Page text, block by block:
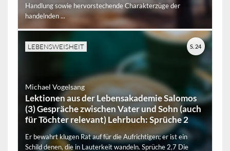
Handlung sowie hervorstechende Charakterzüge der
handelnden ...
LEBENSWEISHEIT
Michael Vogelsang
Lektionen aus der Lebensakademie Salomos
(3) Gespräche zwischen Vater und Sohn (auch
für Töchter relevant) Lehrbuch: Sprüche 2
Er bewahrt klugen Rat auf für die Aufrichtigen; er ist ein
Schild denen, die in Lauterkeit wandeln. Sprüche 2,7 Die
S. 24